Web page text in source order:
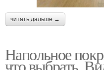
читать дальше →
Напольное
что выбрать.